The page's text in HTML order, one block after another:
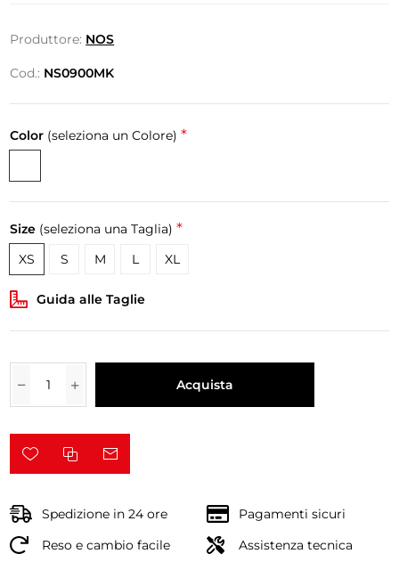
Produttore: NOS
Cod.: NS0900MK
Color (seleziona un Colore) *
Size (seleziona una Taglia) *
XS S M L XL
Guida alle Taglie
Acquista
Spedizione in 24 ore
Pagamenti sicuri
Reso e cambio facile
Assistenza tecnica